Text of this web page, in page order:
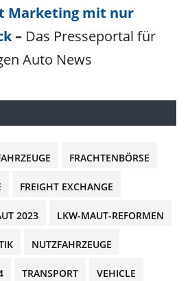
Marketing mit nur
– Das Presseportal für
Auto News
FRACHTENBÖRSE
FREIGHT EXCHANGE
2023 LKW-MAUT-REFORMEN
NUTZFAHRZEUGE
TRANSPORT VEHICLE